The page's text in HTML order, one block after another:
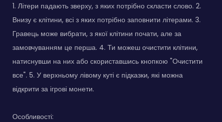
1. Літери падають зверху, з яких потрібно скласти слово. 2.
Внизу є клітини, всі з яких потрібно заповнити літерами. 3.
Гравець може вибрати, з якої клітини почати, але за
замовчуванням це перша. 4. Ти можеш очистити клітини,
натиснувши на них або скориставшись кнопкою "Очистити
все". 5. У верхньому лівому куті є підказки, які можна
відкрити за ігрові монети.
Особливості: